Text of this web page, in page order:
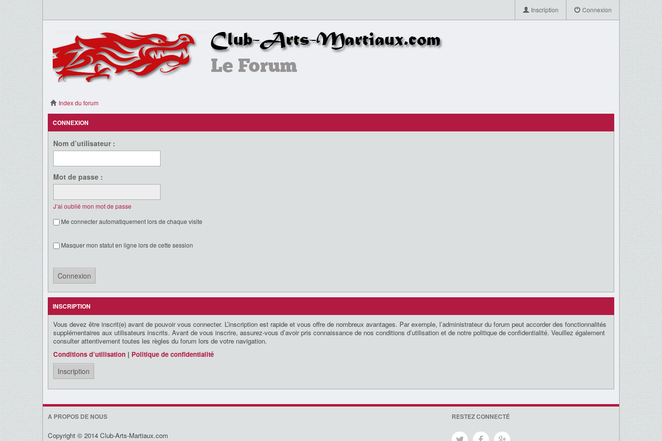
Inscription Connexion
Index du forum
CONNEXION
Nom d’utilisateur :
Mot de passe :
J’ai oublié mon mot de passe
Me connecter automatiquement lors de chaque visite
Masquer mon statut en ligne lors de cette session
INSCRIPTION
Vous devez être inscrit(e) avant de pouvoir vous connecter. L’inscription est rapide et vous offre de nombreux avantages. Par exemple, l’administrateur du forum peut accorder des fonctionnalités
supplémentaires aux utilisateurs inscrits. Avant de vous inscrire, assurez-vous d’avoir pris connaissance de nos conditions d’utilisation et de notre politique de confidentialité. Veuillez également
consulter attentivement toutes les règles du forum lors de votre navigation.
Conditions d’utilisation | Politique de confidentialité
Inscription
A PROPOS DE NOUS
Copyright © 2014 Club-Arts-Martiaux.com
RESTEZ CONNECTÉ